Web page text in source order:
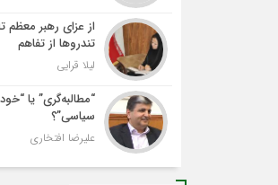
از عزای رهبر معظم
تندروها از تفاهم
لیلا قرایی
“مطالبه‌گری” یا
سیاسی”؟
علیرضا افتخاری